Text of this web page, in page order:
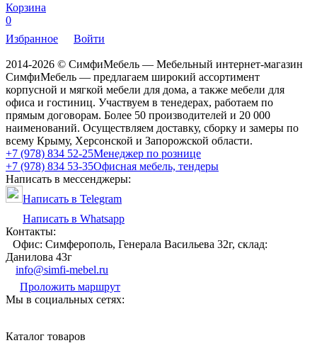
Корзина
0
Избранное
Войти
2014-2026 © СимфиМебель — Мебельный интернет-магазин
СимфиМебель — предлагаем широкий ассортимент
корпусной и мягкой мебели для дома, а также мебели для
офиса и гостиниц. Участвуем в тенедерах, работаем по
прямым договорам. Более 50 производителей и 20 000
наименований. Осуществляем доставку, сборку и замеры по
всему Крыму, Херсонской и Запорожской области.
+7 (978) 834 52-25Менеджер по рознице
+7 (978) 834 53-35Офисная мебель, тендеры
Написать в мессенджеры:
Написать в Telegram
Написать в Whatsapp
Контакты:
Офис: Симферополь, Генерала Васильева 32г, склад:
Данилова 43г
info@simfi-mebel.ru
Проложить маршрут
Мы в социальных сетях:
Каталог товаров